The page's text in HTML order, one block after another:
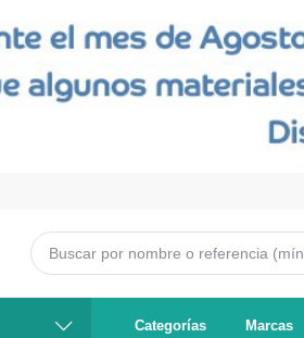
Categorías Marcas